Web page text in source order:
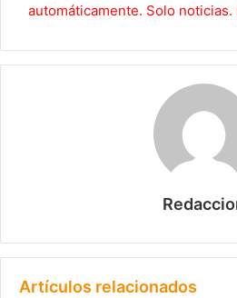
automáticamente. Solo noticias.
Artículos relacionados